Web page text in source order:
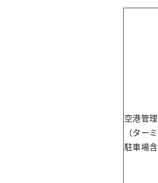
空港管
（ター
駐車場含